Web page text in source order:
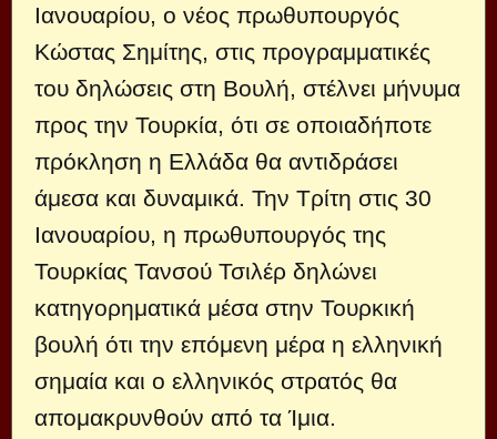
Ιανουαρίου, ο νέος πρωθυπουργός
Κώστας Σημίτης, στις προγραμματικές
του δηλώσεις στη Βουλή, στέλνει μήνυμα
προς την Τουρκία, ότι σε οποιαδήποτε
πρόκληση η Ελλάδα θα αντιδράσει
άμεσα και δυναμικά. Την Τρίτη στις 30
Ιανουαρίου, η πρωθυπουργός της
Τουρκίας Τανσού Τσιλέρ δηλώνει
κατηγορηματικά μέσα στην Τουρκική
βουλή ότι την επόμενη μέρα η ελληνική
σημαία και ο ελληνικός στρατός θα
απομακρυνθούν από τα Ίμια.